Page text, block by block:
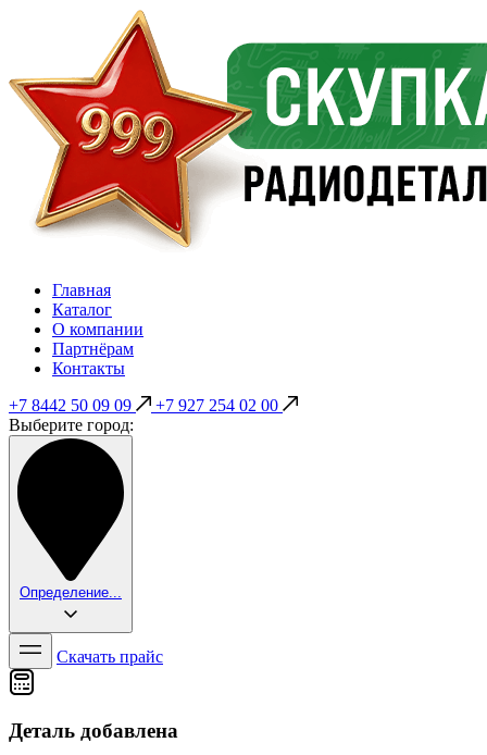
Главная
Каталог
О компании
Партнёрам
Контакты
+7 8442 50 09 09
+7 927 254 02 00
Выберите город:
Определение...
Скачать прайс
Деталь добавлена